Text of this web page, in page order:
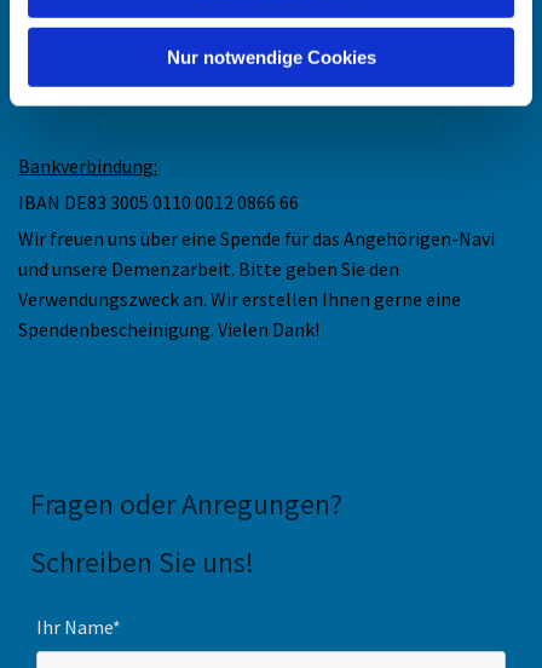
Nur notwendige Cookies
Ev. Kirchengemeinde Düsseldorf-Mitte
40476 Düsseldorf
Bankverbindung:
IBAN DE83 3005 0110 0012 0866 66
Wir freuen uns über eine Spende für das Angehörigen-Navi
und unsere Demenzarbeit. Bitte geben Sie den
Verwendungszweck an. Wir erstellen Ihnen gerne eine
Spendenbescheinigung. Vielen Dank!
Fragen oder Anregungen?
Schreiben Sie uns!
Ihr Name*